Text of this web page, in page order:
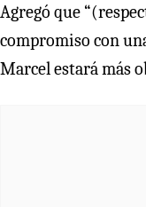
Agregó que
compromiso con
Marcel estará más